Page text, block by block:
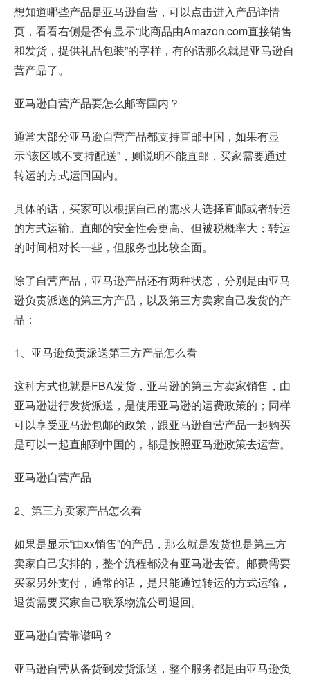
想知道哪些产品是亚马逊自营，可以点击进入产品详情
页，看看右侧是否有显示“此商品由Amazon.com直接销售
和发货，提供礼品包装”的字样，有的话那么就是亚马逊自
营产品了。
亚马逊自营产品要怎么邮寄国内？
通常大部分亚马逊自营产品都支持直邮中国，如果有显
示“该区域不支持配送”，则说明不能直邮，买家需要通过
转运的方式运回国内。
具体的话，买家可以根据自己的需求去选择直邮或者转运
的方式运输。直邮的安全性会更高、但被税概率大；转运
的时间相对长一些，但服务也比较全面。
除了自营产品，亚马逊产品还有两种状态，分别是由亚马
逊负责派送的第三方产品，以及第三方卖家自己发货的产
品：
1、亚马逊负责派送第三方产品怎么看
这种方式也就是FBA发货，亚马逊的第三方卖家销售，由
亚马逊进行发货派送，是使用亚马逊的运费政策的；同样
可以享受亚马逊包邮的政策，跟亚马逊自营产品一起购买
是可以一起直邮到中国的，都是按照亚马逊政策去运营。
亚马逊自营产品
2、第三方卖家产品怎么看
如果是显示“由xx销售”的产品，那么就是发货也是第三方
卖家自己安排的，整个流程都没有亚马逊去管。邮费需要
买家另外支付，通常的话，是只能通过转运的方式运输，
退货需要买家自己联系物流公司退回。
亚马逊自营靠谱吗？
亚马逊自营从备货到发货派送，整个服务都是由亚马逊负